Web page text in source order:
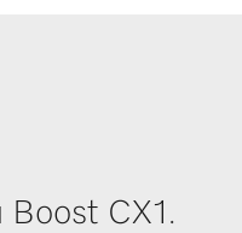
Boost CX1.